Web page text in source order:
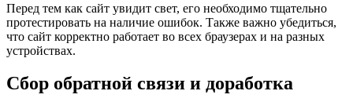
Перед тем как сайт увидит свет, его необходимо тщательно
протестировать на наличие ошибок. Также важно убедиться,
что сайт корректно работает во всех браузерах и на разных
устройствах.
Сбор обратной связи и доработка